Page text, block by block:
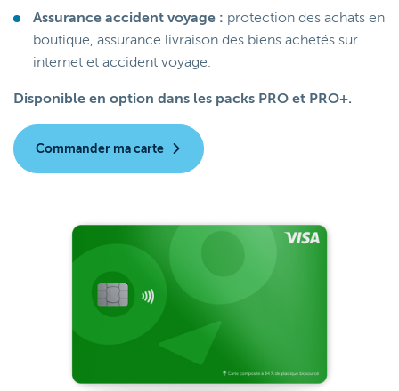
Assurance accident voyage : protection des achats en
boutique, assurance livraison des biens achetés sur
internet et accident voyage.
Disponible en option dans les packs PRO et PRO+.
Commander ma carte